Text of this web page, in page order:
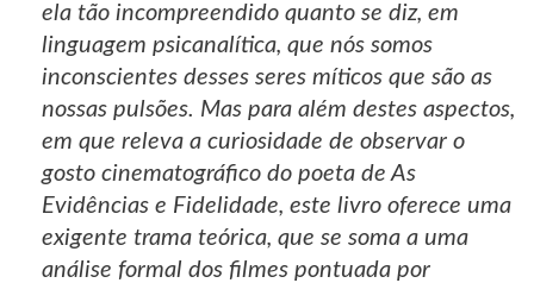
ela tão incompreendido quanto se diz, em
linguagem psicanalítica, que nós somos
inconscientes desses seres míticos que são as
nossas pulsões. Mas para além destes aspectos,
em que releva a curiosidade de observar o
gosto cinematográfico do poeta de As
Evidências e Fidelidade, este livro oferece uma
exigente trama teórica, que se soma a uma
análise formal dos filmes pontuada por